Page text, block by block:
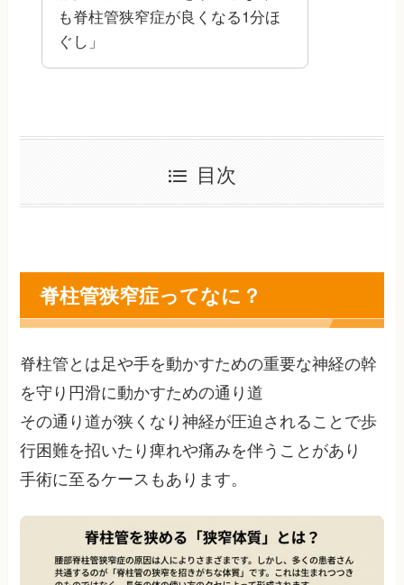
も脊柱管狭窄症が良くなる1分ほ
ぐし」
目次
脊柱管狭窄症ってなに？
脊柱管とは足や手を動かすための重要な神経の幹
を守り円滑に動かすための通り道
その通り道が狭くなり神経が圧迫されることで歩
行困難を招いたり痺れや痛みを伴うことがあり
手術に至るケースもあります。